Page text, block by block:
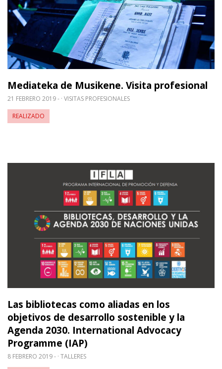
Mediateka de Musikene. Visita profesional
21 FEBRERO 2019 - VISITAS PROFESIONALES
REALIZADO
Las bibliotecas como aliadas en los
objetivos de desarrollo sostenible y la
Agenda 2030. International Advocacy
Programme (IAP)
8 FEBRERO 2019 - TALLERES
Leer m�s sobre Las bibliotecas como aliadas